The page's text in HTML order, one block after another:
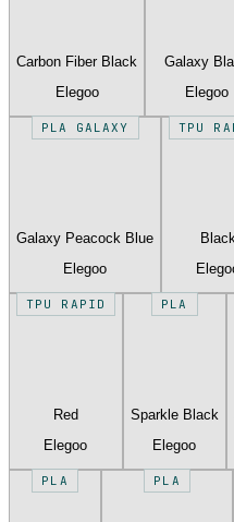
Carbon Fiber Black
Elegoo
Galaxy
Elegoo
PLA GALAXY
Galaxy Peacock Blue
Elegoo
TPU
Black
TPU RAPID
Red
Elegoo
PLA
Sparkle Black
Elegoo
PLA PLA